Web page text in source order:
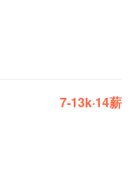
7-13k·14薪